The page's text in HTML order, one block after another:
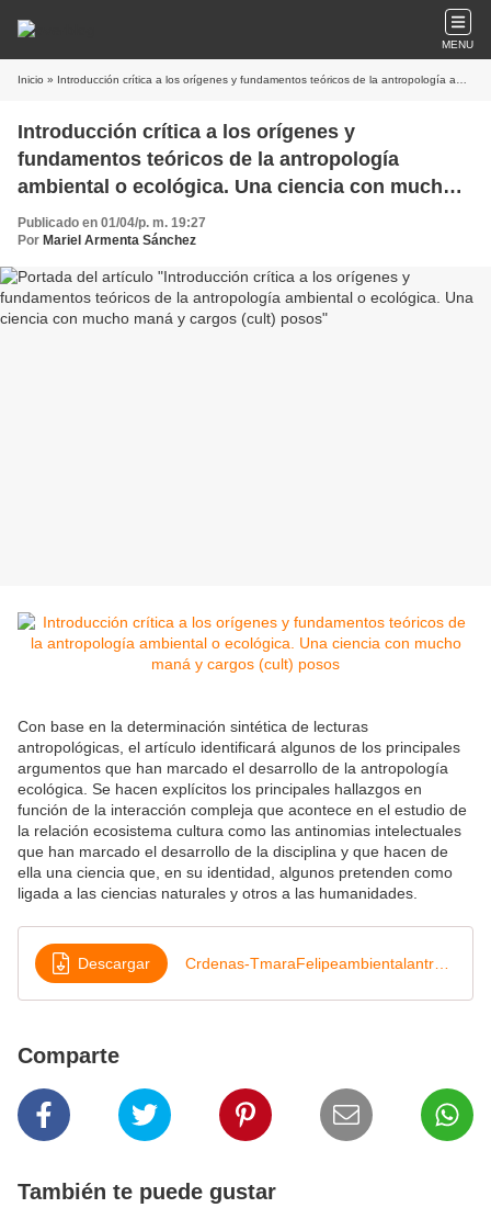
MENU
Inicio » Introducción crítica a los orígenes y fundamentos teóricos de la antropología ambiental o ecológica. Una ciencia con mucho maná y cargos (cult) posos
Introducción crítica a los orígenes y
fundamentos teóricos de la antropología
ambiental o ecológica. Una ciencia con mucho
maná y cargos (cult) posos
Publicado en 01/04/p. m. 19:27
Por Mariel Armenta Sánchez
Con base en la determinación sintética de lecturas
antropológicas, el artículo identificará algunos de los principales
argumentos que han marcado el desarrollo de la antropología
ecológica. Se hacen explícitos los principales hallazgos en
función de la interacción compleja que acontece en el estudio de
la relación ecosistema cultura como las antinomias intelectuales
que han marcado el desarrollo de la disciplina y que hacen de
ella una ciencia que, en su identidad, algunos pretenden como
ligada a las ciencias naturales y otros a las humanidades.
Descargar
Comparte
También te puede gustar